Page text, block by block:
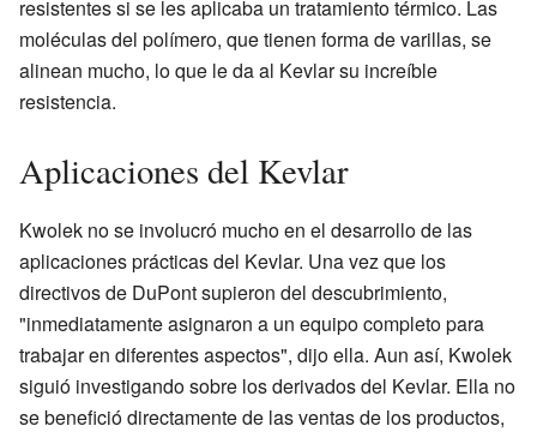
resistentes si se les aplicaba un tratamiento térmico. Las
moléculas del polímero, que tienen forma de varillas, se
alinean mucho, lo que le da al Kevlar su increíble
resistencia.
Aplicaciones del Kevlar
Kwolek no se involucró mucho en el desarrollo de las
aplicaciones prácticas del Kevlar. Una vez que los
directivos de DuPont supieron del descubrimiento,
"inmediatamente asignaron a un equipo completo para
trabajar en diferentes aspectos", dijo ella. Aun así, Kwolek
siguió investigando sobre los derivados del Kevlar. Ella no
se benefició directamente de las ventas de los productos,